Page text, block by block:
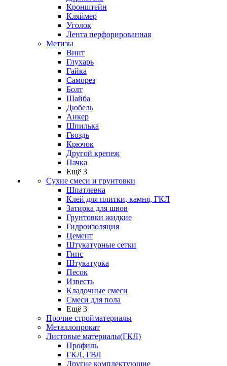
Кронштейн
Кляймер
Уголок
Лента перфорированная
Метизы
Винт
Глухарь
Гайка
Саморез
Болт
Шайба
Дюбель
Анкер
Шпилька
Гвоздь
Крючок
Другой крепеж
Пачка
Ещё 3
Сухие смеси и грунтовки
Шпатлевка
Клей для плитки, камня, ГКЛ
Затирка для швов
Грунтовки жидкие
Гидроизоляция
Цемент
Штукатурные сетки
Гипс
Штукатурка
Песок
Известь
Кладочные смеси
Смеси для пола
Ещё 3
Прочие стройматериалы
Металлопрокат
Листовые материалы(ГКЛ)
Профиль
ГКЛ, ГВЛ
Другие комплектующие